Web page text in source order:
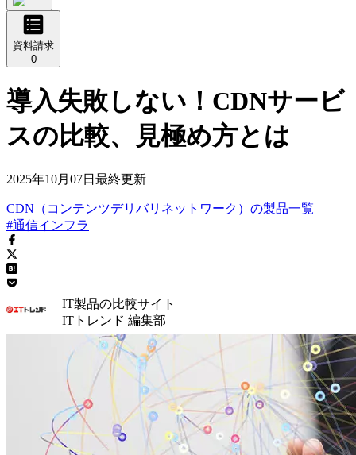
資料請求
0
導入失敗しない！CDNサービ
スの比較、見極め方とは
2025年10月07日 最終更新
CDN（コンテンツデリバリネットワーク） の製品一覧
#通信インフラ
IT製品の比較サイト
ITトレンド 編集部